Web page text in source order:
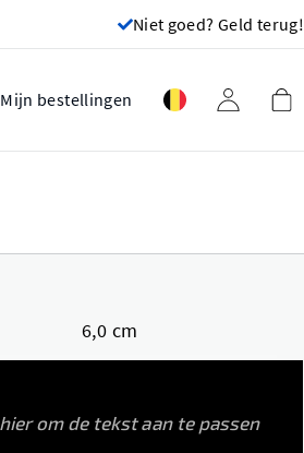
Niet goed? Geld terug!
Mijn bestellingen
6,0 cm